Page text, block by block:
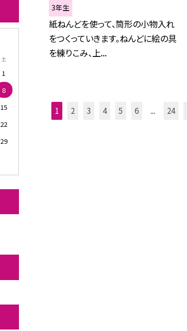
3年生
紙ねんどを使って、筒形の小物入れ
をつくっていきます。ねんどに絵の具
を練りこみ、上...
1 2 3 4 5 6 ... 24
土
1
8
15
22
29